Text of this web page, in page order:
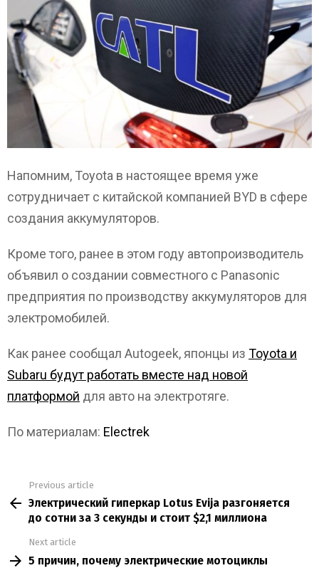
Напомним, Toyota в настоящее время уже
сотрудничает с китайской компанией BYD в сфере
создания аккумуляторов.
Кроме того, ранее в этом году автопроизводитель
объявил о создании совместного с Panasonic
предприятия по производству аккумуляторов для
электромобилей.
Как ранее сообщал Autogeek, японцы из Toyota и
Subaru будут работать вместе над новой
платформой для авто на электротяге.
По материалам: Electrek
more
Previous article
Электрический гиперкар Lotus Evija разгоняется
до сотни за 3 секунды и стоит $2,1 миллиона
Next article
5 причин, почему электрические мотоциклы